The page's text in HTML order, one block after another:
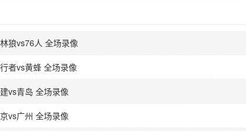
狼vs76人 全场录像
者vs黄蜂 全场录像
vs青岛 全场录像
vs广州 全场录像